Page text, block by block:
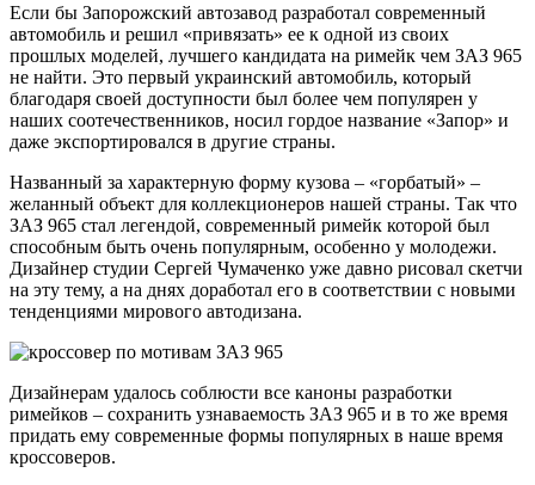
Если бы Запорожский автозавод разработал современный
автомобиль и решил «привязать» ее к одной из своих
прошлых моделей, лучшего кандидата на римейк чем ЗАЗ 965
не найти. Это первый украинский автомобиль, который
благодаря своей доступности был более чем популярен у
наших соотечественников, носил гордое название «Запор» и
даже экспортировался в другие страны.
Названный за характерную форму кузова – «горбатый» –
желанный объект для коллекционеров нашей страны. Так что
ЗАЗ 965 стал легендой, современный римейк которой был
способным быть очень популярным, особенно у молодежи.
Дизайнер студии Сергей Чумаченко уже давно рисовал скетчи
на эту тему, а на днях доработал его в соответствии с новыми
тенденциями мирового автодизана.
Дизайнерам удалось соблюсти все каноны разработки
римейков – сохранить узнаваемость ЗАЗ 965 и в то же время
придать ему современные формы популярных в наше время
кроссоверов.